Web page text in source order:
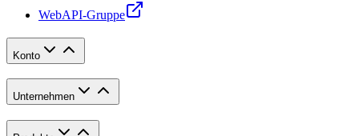
WebAPI-Gruppe
Konto
Unternehmen